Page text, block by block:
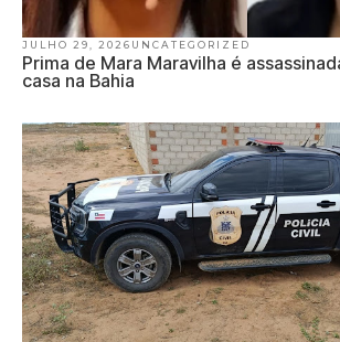
JULHO 29, 2026 UNCATEGORIZED
Prima de Mara Maravilha é
casa na Bahia